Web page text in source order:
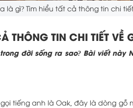
là gì? Tìm hiểu tất cả thông tin chi
THÔNG TIN CHI TIẾT VỀ
đời sống ra sao? Bài viết này
tiếng anh là Oak, đây là dòng